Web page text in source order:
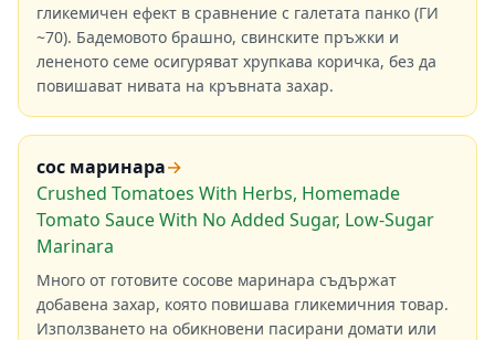
гликемичен ефект в сравнение с галетата панко (ГИ
~70). Бадемовото брашно, свинските пръжки и
лененото семе осигуряват хрупкава коричка, без да
повишават нивата на кръвната захар.
сос маринара→
Crushed Tomatoes With Herbs, Homemade
Tomato Sauce With No Added Sugar, Low-Sugar
Marinara
Много от готовите сосове маринара съдържат
добавена захар, която повишава гликемичния товар.
Използването на обикновени пасирани домати или